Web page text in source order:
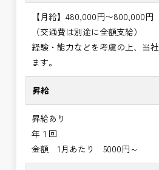
【月給】480,000円〜800,000円
（交通費は別途に全額支給）
経験・能力などを考慮の上、当
ます。
昇給
昇給あり
年１回
金額 1月あたり 5000円～